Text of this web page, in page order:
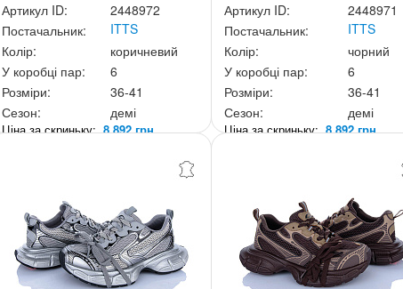
Артикул ID:
2448972
Постачальник:
ITTS
Колір:
коричневий
У коробці пар:
6
Розміри:
36-41
Сезон:
демі
Ціна за скриньку:8 892 грн.
Артикул ID:
2448971
Постачальник:
ITTS
Колір:
чорний
У коробці пар:
6
Розміри:
36-41
Сезон:
демі
Ціна за скриньку:8 892 грн.